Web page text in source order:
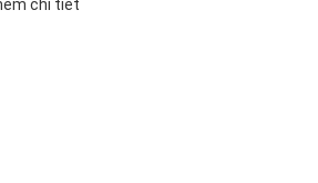
chi tiết